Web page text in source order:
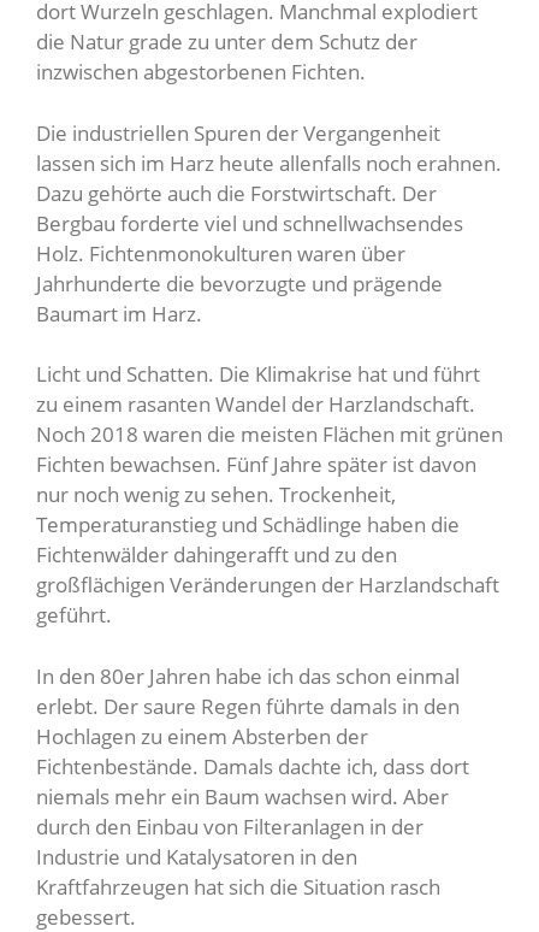
dort Wurzeln geschlagen. Manchmal explodiert
die Natur grade zu unter dem Schutz der
inzwischen abgestorbenen Fichten.
Die industriellen Spuren der Vergangenheit
lassen sich im Harz heute allenfalls noch erahnen.
Dazu gehörte auch die Forstwirtschaft. Der
Bergbau forderte viel und schnellwachsendes
Holz. Fichtenmonokulturen waren über
Jahrhunderte die bevorzugte und prägende
Baumart im Harz.
Licht und Schatten. Die Klimakrise hat und führt
zu einem rasanten Wandel der Harzlandschaft.
Noch 2018 waren die meisten Flächen mit grünen
Fichten bewachsen. Fünf Jahre später ist davon
nur noch wenig zu sehen. Trockenheit,
Temperaturanstieg und Schädlinge haben die
Fichtenwälder dahingerafft und zu den
großflächigen Veränderungen der Harzlandschaft
geführt.
In den 80er Jahren habe ich das schon einmal
erlebt. Der saure Regen führte damals in den
Hochlagen zu einem Absterben der
Fichtenbestände. Damals dachte ich, dass dort
niemals mehr ein Baum wachsen wird. Aber
durch den Einbau von Filteranlagen in der
Industrie und Katalysatoren in den
Kraftfahrzeugen hat sich die Situation rasch
gebessert.